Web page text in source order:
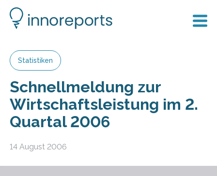
Statistiken
Schnellmeldung zur
Wirtschaftsleistung im 2.
Quartal 2006
14 August 2006